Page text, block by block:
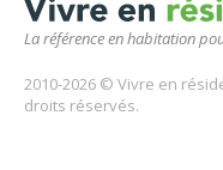
La référence en habitation
2010-2026 © Vivre en
droits réservés.